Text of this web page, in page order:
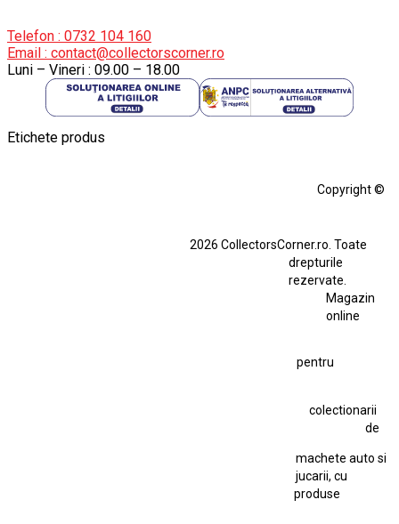
Telefon : 0732 104 160
Email : contact@collectorscorner.ro
Luni – Vineri : 09.00 – 18.00
Etichete produs
Copyright ©
2026 CollectorsCorner.ro. Toate
drepturile
rezervate.
Magazin
online
pentru
colectionarii
de
machete auto si
jucarii, cu
produse